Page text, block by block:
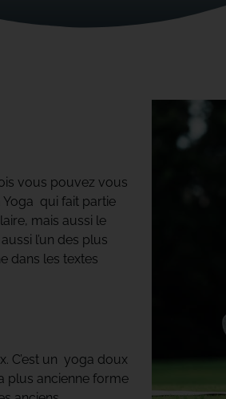
vous pouvez vous
qui fait partie
mais aussi le
l’un des plus
dans les textes
C’est un yoga doux
plus ancienne forme